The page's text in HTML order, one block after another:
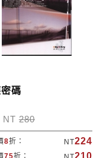
碼
NT 280
8折： NT224
75折： 210